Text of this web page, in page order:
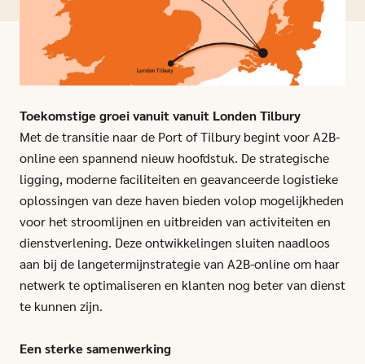
Toekomstige groei vanuit vanuit Londen Tilbury
Met de transitie naar de Port of Tilbury begint voor A2B-
online een spannend nieuw hoofdstuk. De strategische
ligging, moderne faciliteiten en geavanceerde logistieke
oplossingen van deze haven bieden volop mogelijkheden
voor het stroomlijnen en uitbreiden van activiteiten en
dienstverlening. Deze ontwikkelingen sluiten naadloos
aan bij de langetermijnstrategie van A2B-online om haar
netwerk te optimaliseren en klanten nog beter van dienst
te kunnen zijn.
Een sterke samenwerking